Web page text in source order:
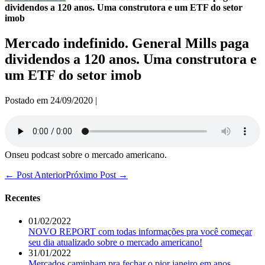
dividendos a 120 anos. Uma construtora e um ETF do setor
imob
Mercado indefinido. General Mills paga
dividendos a 120 anos. Uma construtora e
um ETF do setor imob
Postado em 24/09/2020 |
Onseu podcast sobre o mercado americano.
Navegação
post
← Post AnteriorPróximo Post →
Recentes
01/02/2022
NOVO REPORT com todas informações pra você começar
seu dia atualizado sobre o mercado americano!
31/01/2022